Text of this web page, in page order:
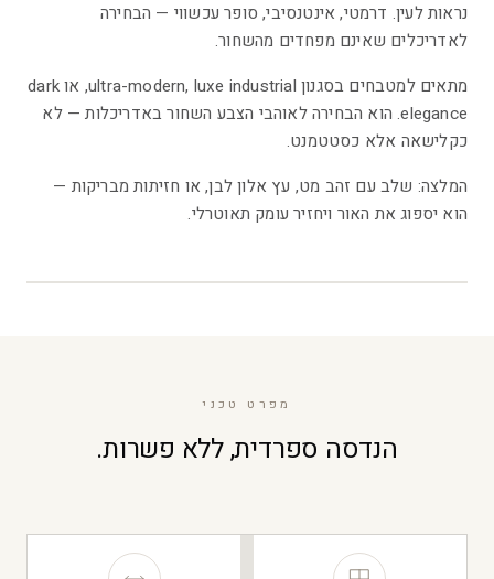
נראות לעין. דרמטי, אינטנסיבי, סופר עכשווי — הבחירה
לאדריכלים שאינם מפחדים מהשחור.
מתאים למטבחים בסגנון ultra-modern, luxe industrial, או dark
elegance. הוא הבחירה לאוהבי הצבע השחור באדריכלות — לא
כקלישאה אלא כסטטמנט.
המלצה: שלב עם זהב מט, עץ אלון לבן, או חזיתות מבריקות —
הוא יספוג את האור ויחזיר עומק תאוטרלי.
מפרט טכני
הנדסה ספרדית, ללא פשרות.